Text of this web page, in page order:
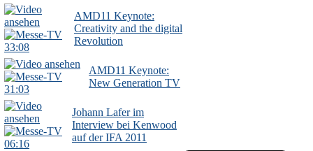
33:08
AMD11 Keynote:
Creativity and the digital
Revolution
31:03
AMD11 Keynote:
New Generation TV
06:16
Johann Lafer im
Interview bei Kenwood
auf der IFA 2011